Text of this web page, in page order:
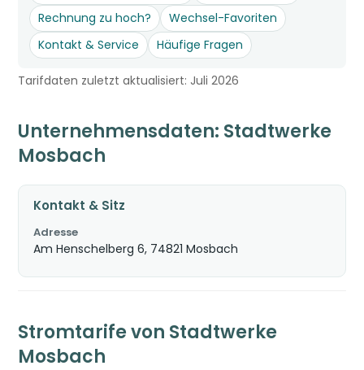
Rechnung zu hoch?
Wechsel-Favoriten
Kontakt & Service
Häufige Fragen
Tarifdaten zuletzt aktualisiert: Juli 2026
Unternehmensdaten: Stadtwerke
Mosbach
Kontakt & Sitz
Adresse
Am Henschelberg 6, 74821 Mosbach
Stromtarife von Stadtwerke
Mosbach